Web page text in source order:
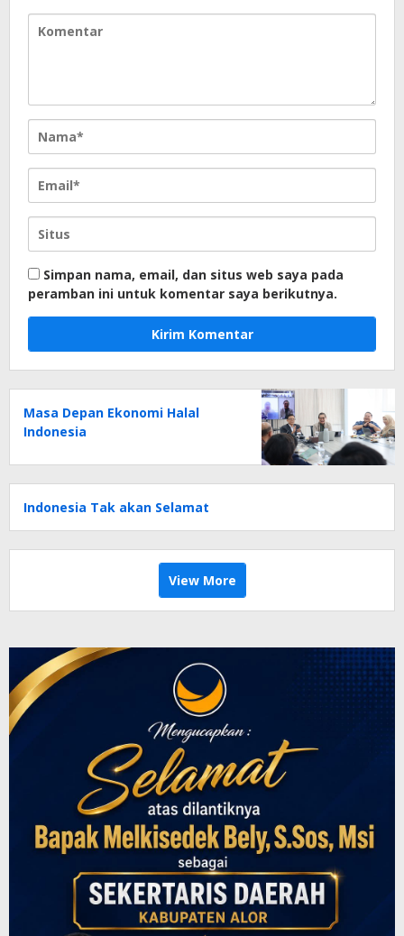
Simpan nama, email, dan situs web saya pada
peramban ini untuk komentar saya berikutnya.
Masa Depan Ekonomi Halal
Indonesia
Indonesia Tak akan Selamat
View More